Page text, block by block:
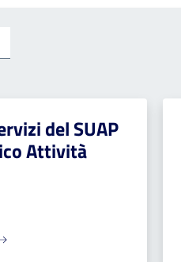
del SUAP
Attività